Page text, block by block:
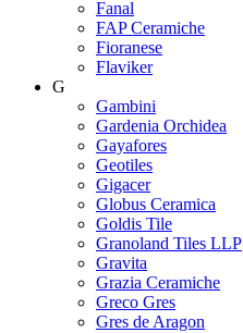
Fanal
FAP Ceramiche
Fioranese
Flaviker
G
Gambini
Gardenia Orchidea
Gayafores
Geotiles
Gigacer
Globus Ceramica
Goldis Tile
Granoland Tiles LLP
Gravita
Grazia Ceramiche
Greco Gres
Gres de Aragon